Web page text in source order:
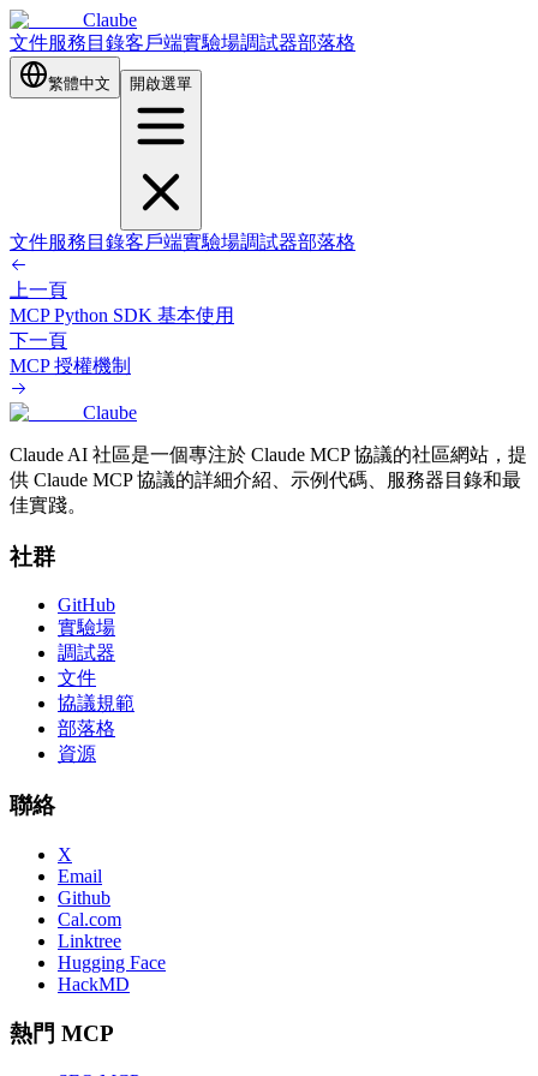
Claube
文件服務目錄客戶端實驗場調試器部落格
繁體中文 開啟選單
文件服務目錄客戶端實驗場調試器部落格
上一頁
MCP Python SDK 基本使用
下一頁
MCP 授權機制
Claube
Claude AI 社區是一個專注於 Claude MCP 協議的社區網站，提
供 Claude MCP 協議的詳細介紹、示例代碼、服務器目錄和最
佳實踐。
社群
GitHub
實驗場
調試器
文件
協議規範
部落格
資源
聯絡
X
Email
Github
Cal.com
Linktree
Hugging Face
HackMD
熱門 MCP